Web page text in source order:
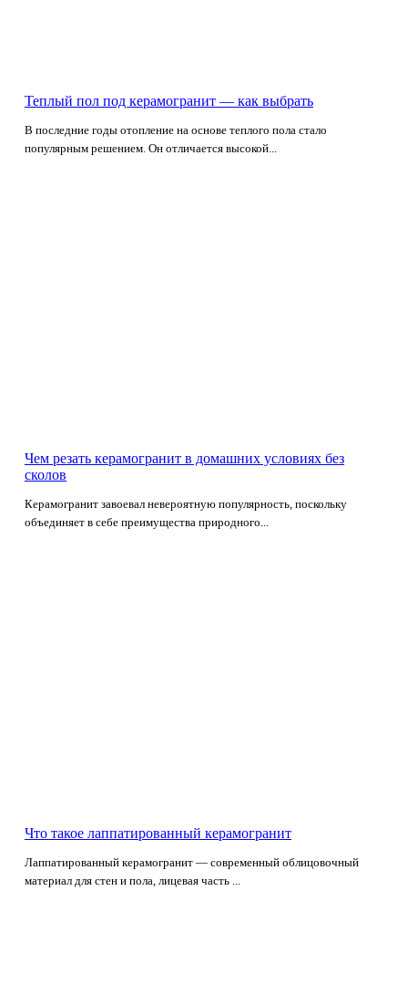
Теплый пол под керамогранит — как выбрать
В последние годы отопление на основе теплого пола стало
популярным решением. Он отличается высокой...
Чем резать керамогранит в домашних условиях без
сколов
Керамогранит завоевал невероятную популярность, поскольку
объединяет в себе преимущества природного...
Что такое лаппатированный керамогранит
Лаппатированный керамогранит — современный облицовочный
материал для стен и пола, лицевая часть ...